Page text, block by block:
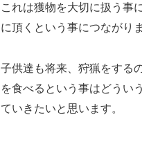
これは獲物を大切に扱う事
に頂くという事につながりま
子供達も将来、狩猟をする
を食べるという事はどうい
ていきたいと思います。